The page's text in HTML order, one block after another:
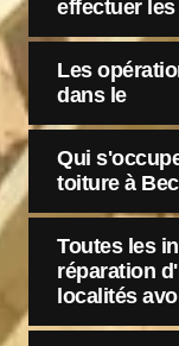
effectuer
Les
dans le
Qui
toiture à
Toutes les
réparation
localités